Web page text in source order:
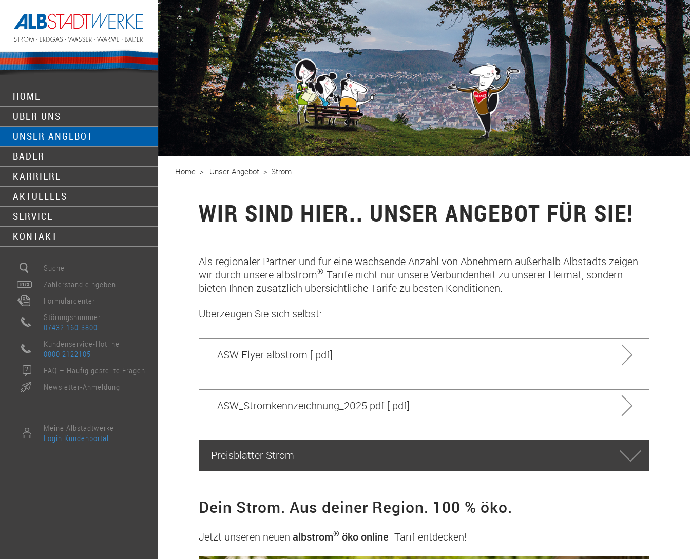
Zum Hauptinhalt springen
HOME
­ÜBER UNS
­UNSER ANGEBOT
­BÄDER
­KARRIERE
­AKTUELLES
­SERVICE
­KONTAKT
Suche
Zählerstand eingeben
Formularcenter
Störungsnummer
07432 160-3800
Kundenservice-Hotline
0800 2122105
FAQ – Häufig gestellte Fragen
Newsletter-Anmeldung
Meine Albstadtwerke
Login Kundenportal
Home Unser Angebot Strom
WIR SIND HIER.. UNSER ANGEBOT FÜR SIE!
Als regionaler Partner und für eine wachsende Anzahl von Abnehmern außerhalb Albstadts zeigen
wir durch unsere albstrom®-Tarife nicht nur unsere Verbundenheit zu unserer Heimat, sondern
bieten Ihnen zusätzlich übersichtliche Tarife zu besten Konditionen.
Überzeugen Sie sich selbst:
ASW Flyer albstrom [.pdf]
ASW_Stromkennzeichnung_2025.pdf [.pdf]
Preisblätter Strom
Dein Strom. Aus deiner Region. 100 % öko.
Jetzt unseren neuen albstrom® öko online -Tarif entdecken!